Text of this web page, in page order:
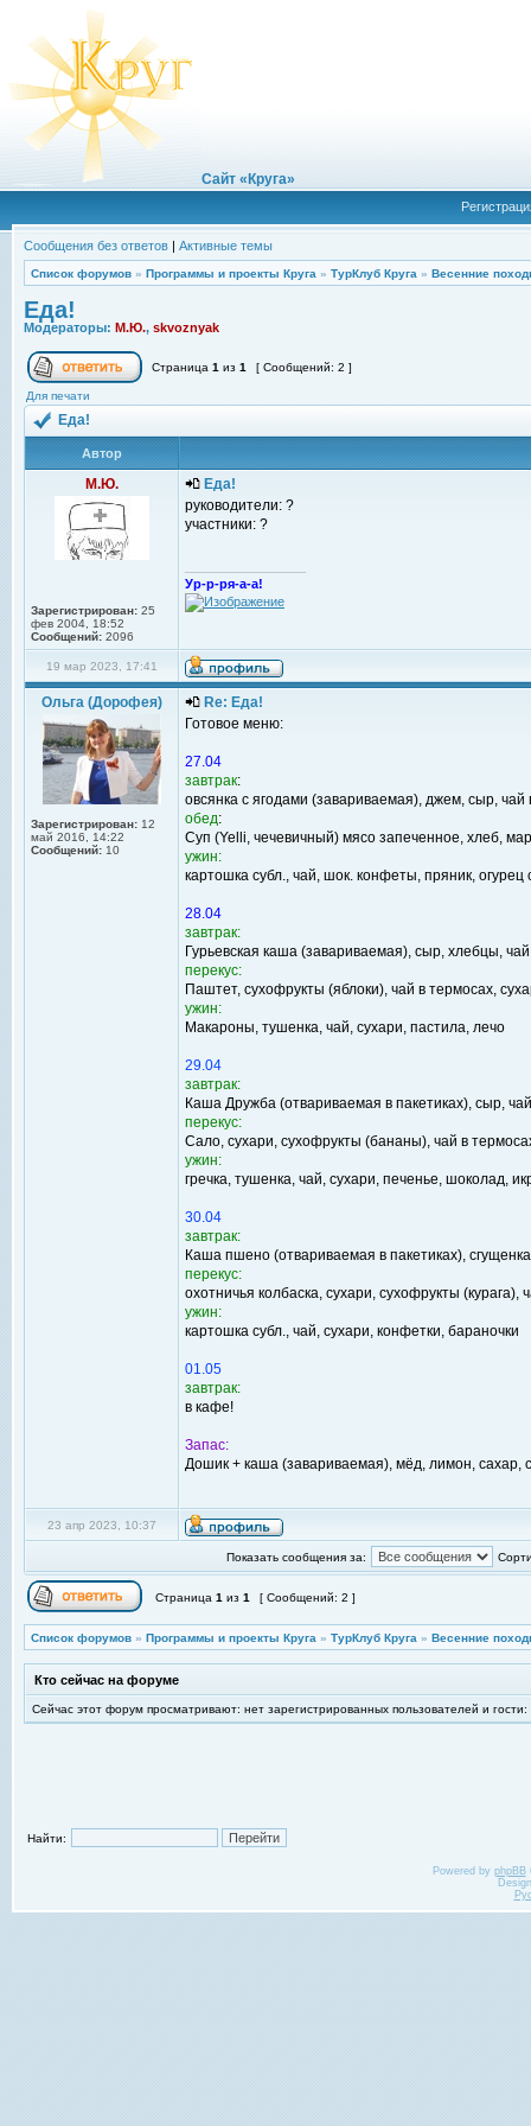
Сайт «Круга»
Сообщения без ответов | Активные темы
Список форумов » Программы и проекты Круга » ТурКлуб Круга » Весенние
Еда!
Модераторы: М.Ю., skvoznyak
Страница 1 из 1 [ Сообщений: 2 ]
Для печати
Еда!
Автор
М.Ю.
Зарегистрирован: 25
фев 2004, 18:52
Сообщений: 2096
Еда!
руководители: ?
участники: ?
Ур-р-ря-а-а!
19 мар 2023, 17:41
Ольга (Дорофея)
Зарегистрирован: 12
май 2016, 14:22
Сообщений: 10
Re: Еда!
Готовое меню:
27.04
завтрак:
овсянка с ягодами (завариваемая), джем, сыр, чай
обед:
Суп (Yelli, чечевичный) мясо запеченное, хлеб,
ужин:
картошка субл., чай, шок. конфеты, пряник, огурец
28.04
завтрак:
Гурьевская каша (завариваемая), сыр, хлебцы,
перекус:
Паштет, сухофрукты (яблоки), чай в термосах,
ужин:
Макароны, тушенка, чай, сухари, пастила, лечо
29.04
завтрак:
Каша Дружба (отвариваемая в пакетиках), сыр,
перекус:
Сало, сухари, сухофрукты (бананы), чай в
ужин:
гречка, тушенка, чай, сухари, печенье, шоколад,
30.04
завтрак:
Каша пшено (отвариваемая в пакетиках),
перекус:
охотничья колбаска, сухари, сухофрукты (курага),
ужин:
картошка субл., чай, сухари, конфетки, бараночки
01.05
завтрак:
в кафе!
Запас:
Дошик + каша (завариваемая), мёд, лимон, сахар,
23 апр 2023, 10:37
Показать сообщения за:
Страница 1 из 1 [ Сообщений: 2 ]
Список форумов » Программы и проекты Круга » ТурКлуб Круга » Весенние
Кто сейчас на форуме
Сейчас этот форум просматривают: нет зарегистрированных пользователей и гости:
Найти:
Powered by phpBB